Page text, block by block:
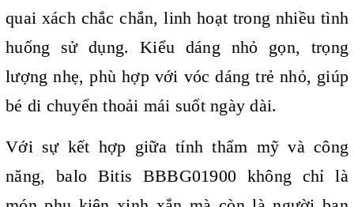
quai xách chắc chắn, linh hoạt trong nhiều tình
huống sử dụng. Kiểu dáng nhỏ gọn, trọng
lượng nhẹ, phù hợp với vóc dáng trẻ nhỏ, giúp
bé di chuyển thoải mái suốt ngày dài.
Với sự kết hợp giữa tính thẩm mỹ và công
năng, balo Bitis BBBG01900 không chỉ là